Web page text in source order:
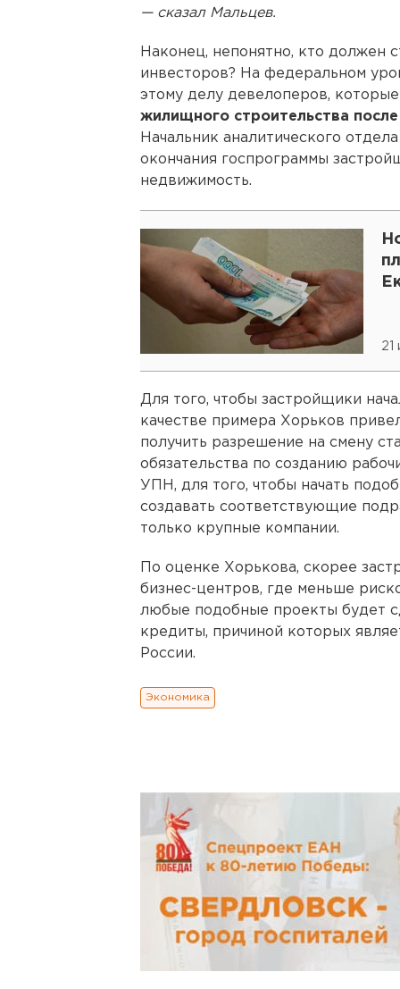
— сказал Мальцев.
Наконец, непонятно, кто должен
инвесторов? На федеральном
этому делу девелоперов, которые
жилищного строительства
Начальник аналитического
окончания госпрограммы
недвижимость.
21
Для того, чтобы застройщики
качестве примера Хорьков
получить разрешение на смену
обязательства по созданию
УПН, для того, чтобы начать
создавать соответствующие
только крупные компании.
По оценке Хорькова, скорее
бизнес-центров, где меньше
любые подобные проекты будет
кредиты, причиной которых
России.
Экономика